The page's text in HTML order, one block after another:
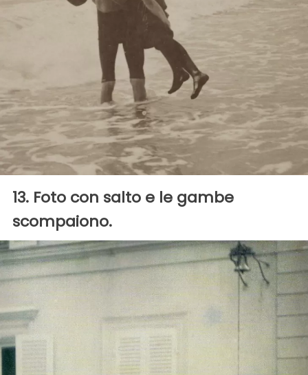
13. Foto con salto e le gambe
scompaiono.